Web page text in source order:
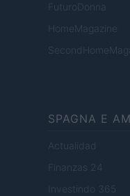
FuturoDonna
HomeMagazine
SPAGNA E
Actualidad
Finanzas 24
Investindo 365